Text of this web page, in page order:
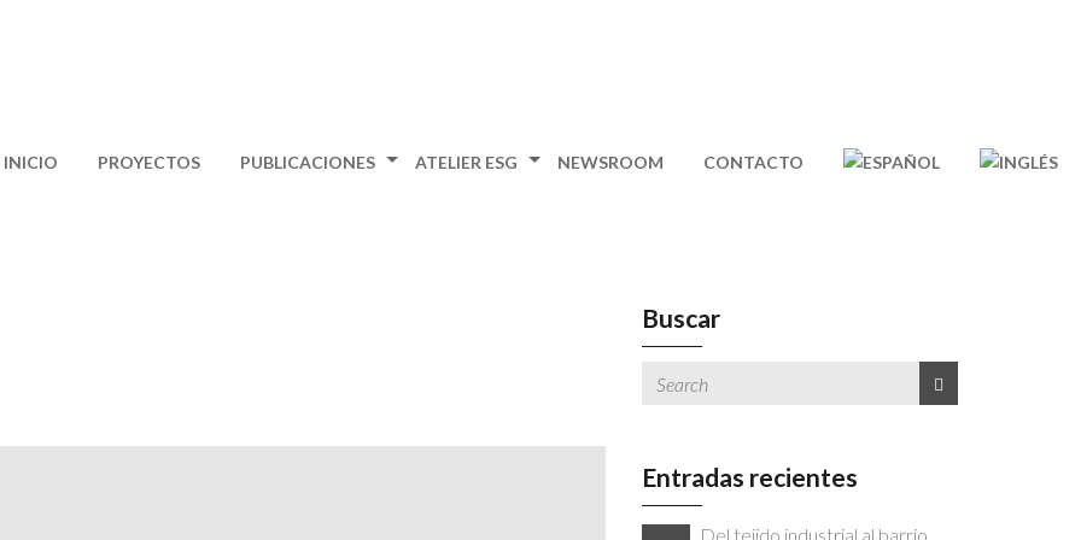
INICIO PROYECTOS PUBLICACIONES ATELIER ESG NEWSROOM CONTACTO
Buscar
Entradas recientes
Del tejido industrial al barrio